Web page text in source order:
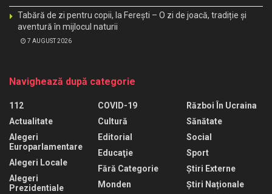
Tabără de zi pentru copii, la Ferești – O zi de joacă, tradiție și
aventură în mijlocul naturii
7 AUGUST 2026
Navighează după categorie
112
Actualitate
Alegeri
Europarlamentare
Alegeri Locale
Alegeri
Prezidentiale
COVID-19
Cultură
Editorial
Educaţie
Fără Categorie
Monden
Război În Ucraina
Sănătate
Social
Sport
Știri Externe
Știri Naționale